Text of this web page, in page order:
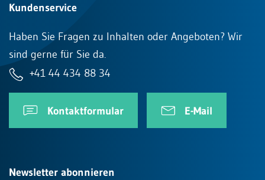
Kundenservice
Haben Sie Fragen zu Inhalten oder Angeboten? Wir
sind gerne für Sie da.
+41 44 434 88 34
Kontaktformular E-Mail
Newsletter abonnieren